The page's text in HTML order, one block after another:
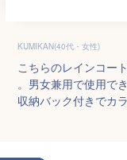
KUMIKAN(40代・女性)
こちらのレインコー
。男女兼用で使用で
収納バック付きでカ